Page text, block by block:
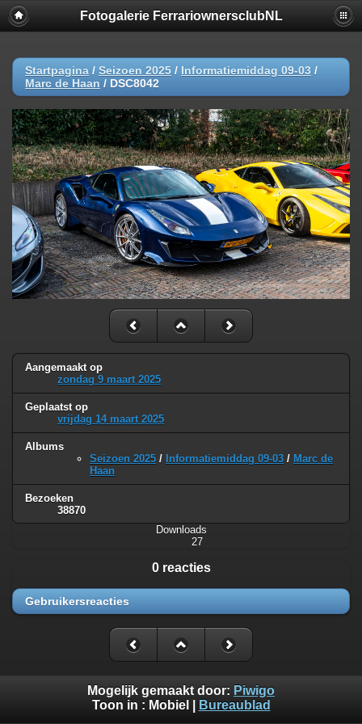
Fotogalerie FerrariownersclubNL
Startpagina / Seizoen 2025 / Informatiemiddag 09-03 /
Marc de Haan / DSC8042
Aangemaakt op
zondag 9 maart 2025
Geplaatst op
vrijdag 14 maart 2025
Albums
Seizoen 2025 / Informatiemiddag 09-03 / Marc de
Haan
Bezoeken
38870
Downloads
27
0 reacties
Gebruikersreacties
Mogelijk gemaakt door: Piwigo
Toon in : Mobiel Bureaublad